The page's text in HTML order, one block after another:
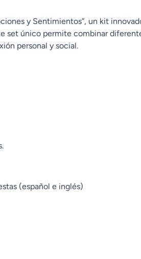
y Sentimientos”, un kit
set único permite combinar
personal y social.
(español e inglés)